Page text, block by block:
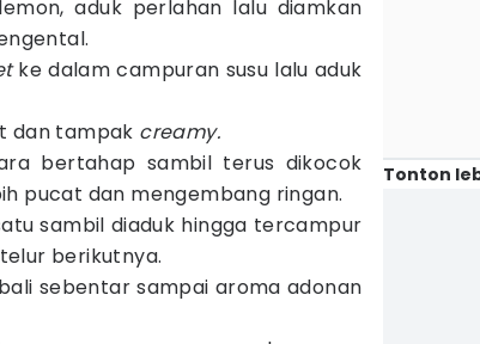
aduk perlahan lalu diamkan
ke dalam campuran susu lalu aduk
dan tampak creamy.
bertahap sambil terus dikocok
pucat dan mengembang ringan.
sambil diaduk hingga tercampur
berikutnya.
sebentar sampai aroma adonan
Tonton